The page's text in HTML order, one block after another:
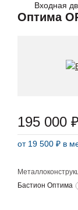
Входная
Оптима
Бастион Оптима
195 000 ₽
от 19 500 ₽ в